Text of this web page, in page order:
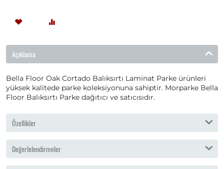
Açıklama
Bella Floor Oak Cortado Balıksırtı Laminat Parke ürünleri
yüksek kalitede parke koleksiyonuna sahiptir. Morparke Bella
Floor Balıksırtı Parke dağıtıcı ve satıcısıdır.
Özellikler
Değerlelendirmeler